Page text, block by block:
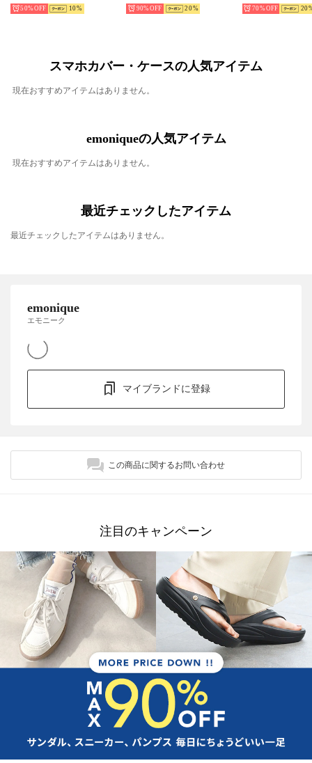
50% 10 90% 20 70% 20
スマホカバー・ケースの人気アイテム
現在おすすめアイテムはありません。
emoniqueの人気アイテム
現在おすすめアイテムはありません。
最近チェックしたアイテム
最近チェックしたアイテムはありません。
emonique
エモニーク
マイブランドに登録
この商品に関するお問い合わせ
注目のキャンペーン